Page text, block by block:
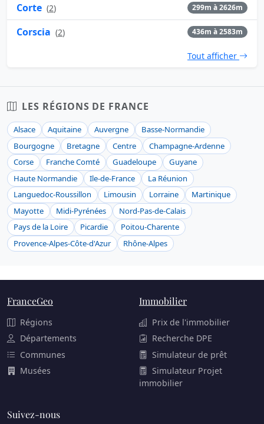
Corte (2) 299m à 2626m
Corscia (2) 436m à 2583m
Tout afficher
LES RÉGIONS DE FRANCE
Alsace Aquitaine Auvergne
Basse-Normandie
Bourgogne
Bretagne Centre
Champagne-Ardenne
Corse
Franche Comté Guadeloupe
Guyane
Haute Normandie
Ile-de-France
La Réunion
Languedoc-Roussillon
Limousin Lorraine
Martinique
Mayotte
Midi-Pyrénées
Nord-Pas-de-Calais
Pays de la Loire
Picardie
Poitou-Charente
Provence-Alpes-Côte-d'Azur
Rhône-Alpes
FranceGeo
Régions
Départements
Communes
Musées
Immobilier
Prix de l'immobilier
Recherche DPE
Simulateur de prêt
Simulateur Projet
immobilier
Suivez-nous